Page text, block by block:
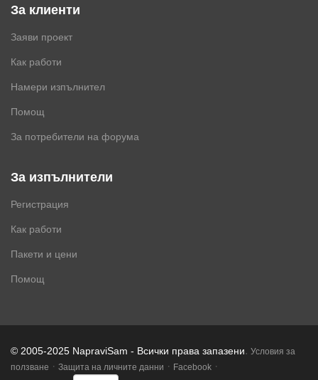
За клиенти
Заяви проект
Как работи
Намери изпълнител
Помощ
За потребители на форума
За изпълнители
Регистрация
Как работи
Пакети и цени
Помощ
© 2005-2025 NapraviSam - Всички права запазени. Условия за
ползване · Защита на личните данни · Facebook ·